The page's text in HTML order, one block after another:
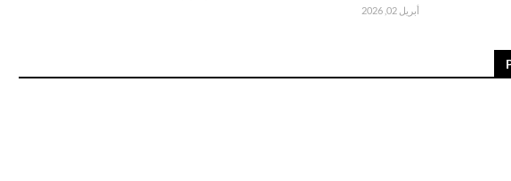
أبريل 02, 2026